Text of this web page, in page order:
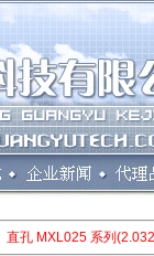
直孔 MXL025 系列